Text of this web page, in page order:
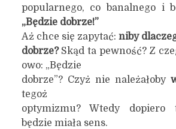
popularnego, co banalnego i
„Będzie dobrze!”
Aż chce się zapytać: niby d
dobrze? Skąd ta pewność? Z
owo: „Będzie
dobrze”? Czyż nie należałoby
tegoż
optymizmu? Wtedy dopiero
będzie miała sens.